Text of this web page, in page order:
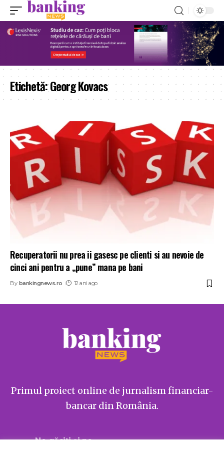
Etichetă:Georg Kovacs
Recuperatorii nu prea ii gasesc pe clienti si au nevoie de
cinci ani pentru a „pune” mana pe bani
By bankingnews.ro 12 ani ago
Primul proiect online de jurnalism financiar-
bancar din România.
Ne găsiți și pe